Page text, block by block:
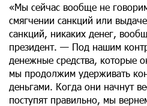
«Мы сейчас вообще не
смягчении санкций или
санкций, никаких денег,
президент. — Под нашим
денежные средства, которые
мы продолжим удерживать
деньгами. Когда они начнут
поступят правильно, мы